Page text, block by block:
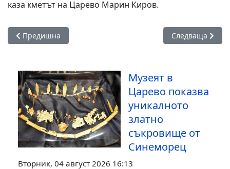
каза кметът на Царево Марин Киров.
Предишна статия: Интересни гости посетиха щанда на
Предишна Следваща
Следваща
Музеят в
Царево показва
уникалното
златно
съкровище от
Синеморец
Вторник, 04 август 2026 16:13